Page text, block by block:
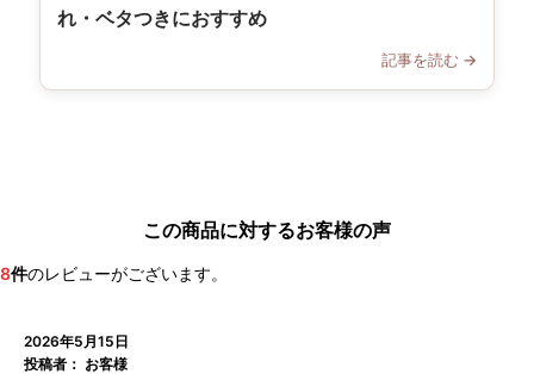
れ・ベタつきにおすすめ
記事を読む →
この商品に対するお客様の声
8件のレビューがございます。
2026年5月15日
投稿者： お客様